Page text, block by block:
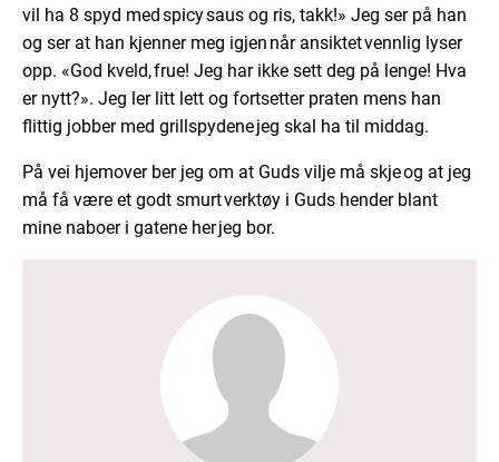
vil ha 8 spyd med spicy saus og ris, takk!» Jeg ser på han
og ser at han kjenner meg igjen når ansiktet vennlig lyser
opp. «God kveld, frue! Jeg har ikke sett deg på lenge! Hva
er nytt?». Jeg ler litt lett og fortsetter praten mens han
flittig jobber med grillspydene jeg skal ha til middag.
På vei hjemover ber jeg om at Guds vilje må skje og at jeg
må få være et godt smurt verktøy i Guds hender blant
mine naboer i gatene her jeg bor.